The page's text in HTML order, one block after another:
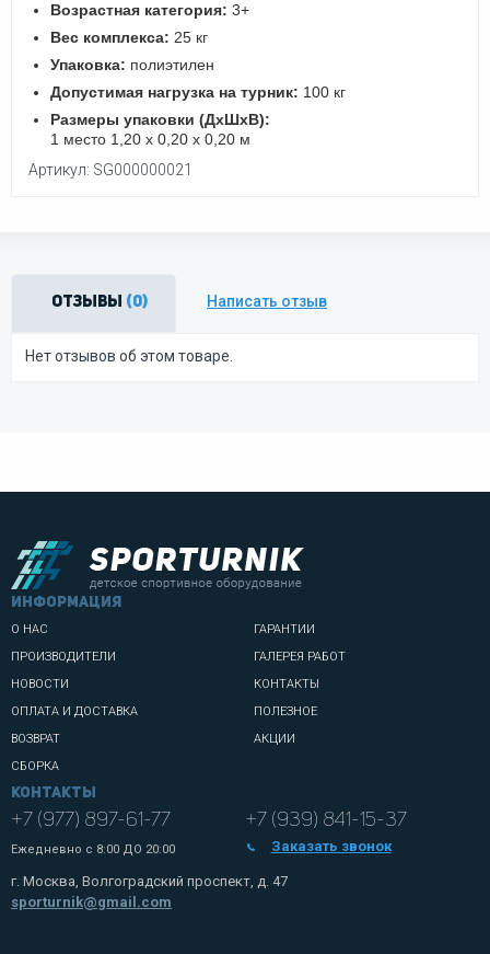
Возрастная категория: 3+
Вес комплекса: 25 кг
Упаковка: полиэтилен
Допустимая нагрузка на турник: 100 кг
Размеры упаковки (ДхШхВ):
1 место 1,20 х 0,20 х 0,20 м
Артикул: SG000000021
Отзывы (0) Написать отзыв
Нет отзывов об этом товаре.
информация
О НАС
ПРОИЗВОДИТЕЛИ
НОВОСТИ
ОПЛАТА И ДОСТАВКА
ВОЗВРАТ
СБОРКА
ГАРАНТИИ
ГАЛЕРЕЯ РАБОТ
КОНТАКТЫ
ПОЛЕЗНОЕ
АКЦИИ
Контакты
+7 (977) 897-61-77
Ежедневно с 8:00 ДО 20:00
+7 (939) 841-15-37
Заказать звонок
г. Москва, Волгоградский проспект, д. 47
sporturnik@gmail.com